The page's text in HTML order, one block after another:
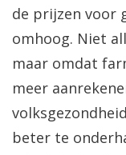
de prijzen voor
omhoog. Niet
maar omdat
meer
beter te